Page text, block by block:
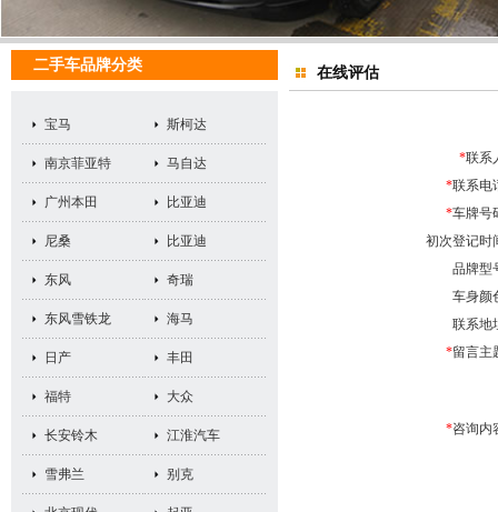
二手车品牌分类
宝马 斯柯达
南京菲亚特 马自达
广州本田 比亚迪
尼桑 比亚迪
东风 奇瑞
东风雪铁龙 海马
日产 丰田
福特 大众
长安铃木 江淮汽车
雪弗兰 别克
在线评估
*联系
*联系电
*车牌号
初次登记时
品牌型
车身颜
联系地
*留言主
*咨询内